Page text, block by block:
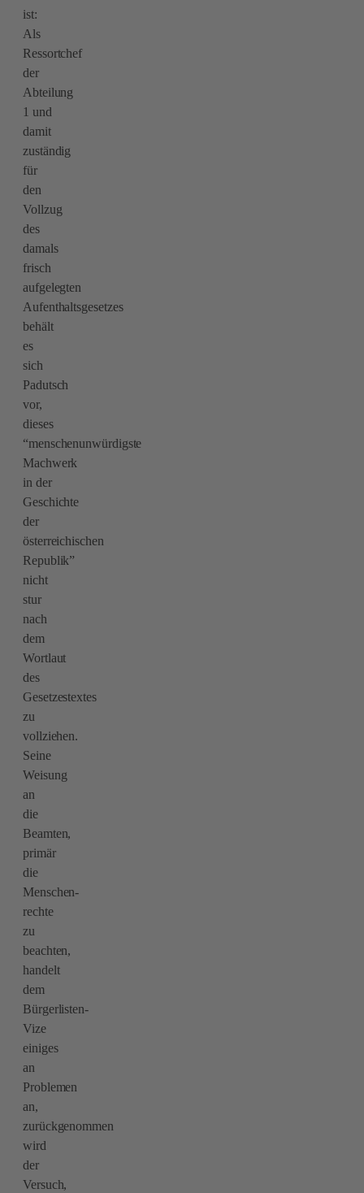
ist:
Als
Ressortchef
der
Abteilung
1 und
damit
zuständig
für
den
Vollzug
des
damals
frisch
aufgelegten
Aufenthaltsgesetzes
behält
es
sich
Padutsch
vor,
dieses
“menschenunwürdigste
Machwerk
in der
Geschichte
der
österreichischen
Republik”
nicht
stur
nach
dem
Wortlaut
des
Gesetzestextes
zu
vollziehen.
Seine
Weisung
an
die
Beamten,
primär
die
Menschen-
rechte
zu
beachten,
handelt
dem
Bürgerlisten-
Vize
einiges
an
Problemen
an,
zurückgenommen
wird
der
Versuch,